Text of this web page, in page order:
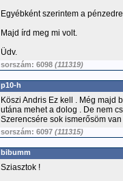
Egyébként szerintem a
Majd írd meg mi volt.
Üdv.
sorszám: 6098 (111319)
p10-h
Köszi Andris Ez kell . Még majd
utána mehet a dolog . De nem
Szerencsére sok ismerősöm
sorszám: 6097 (111315)
bibumm
Sziasztok !